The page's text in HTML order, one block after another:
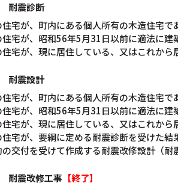
耐震診断
宅が、町内にある個人所有の木造住宅で
宅が、昭和56年5月31日以前に適法に建
宅が、現に居住している、又はこれから
耐震設計
宅が、町内にある個人所有の木造住宅で
宅が、昭和56年5月31日以前に適法に建
宅が、現に居住している、又はこれから
宅が、要綱に定める耐震診断を受けた結
交付を受けて作成する耐震改修設計（
耐震改修工事 【終了】